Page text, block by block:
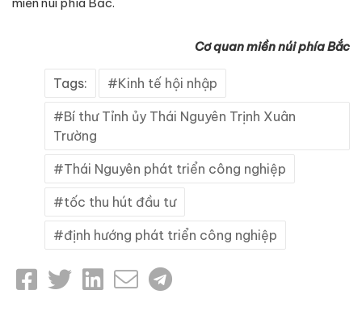
Cơ quan miền núi phía Bắc
Tags: Kinh tế hội nhập
Bí thư Tỉnh ủy Thái Nguyên Trịnh Xuân
Trường
Thái Nguyên phát triển công nghiệp
tốc thu hút đầu tư
định hướng phát triển công nghiệp